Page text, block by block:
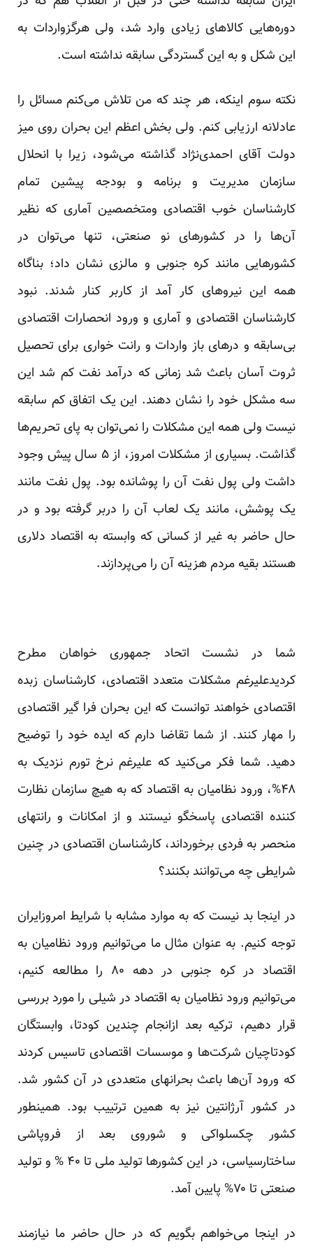
دوره‌هایی کالاهای زیادی وارد شد، ولی هرگزواردات به
این شکل و به این گستردگی سابقه نداشته است.
نکته سوم اینکه، هر چند که من تلاش می‌کنم مسائل را
عادلانه ارزیابی کنم. ولی بخش اعظم این بحران روی میز
دولت آقای احمدی‌نژاد گذاشته می‌شود، زیرا با انحلال
سازمان مدیریت و برنامه و بودجه پیشین تمام
کار‌شناسان خوب اقتصادی ومتخصصین آماری که نظیر
آن‌ها را در کشورهای نو صنعتی، تنها می‌توان در
کشورهایی مانند کره جنوبی و مالزی نشان داد؛ بناگاه
همه این نیروهای کار آمد از کاربر کنار شدند. نبود
کار‌شناسان اقتصادی و آماری و ورود انحصارات اقتصادی
بی‌سابقه و درهای باز واردات و رانت خواری برای تحصیل
ثروت آسان باعث شد زمانی که درآمد نفت کم شد این
سه مشکل خود را نشان دهند. این یک اتفاق کم سابقه
نیست ولی همه این مشکلات را نمی‌توان به پای تحریم‌ها
گذاشت. بسیاری از مشکلات امروز، از ۵ سال پیش وجود
داشت ولی پول نفت آن را پوشانده بود. پول نفت مانند
یک پوشش، مانند یک لعاب آن را دربر گرفته بود و در
حال حاضر به غیر از کسانی که وابسته به اقتصاد دلاری
هستند بقیه مردم هزینه آن را می‌پردازند.
شما در نشست اتحاد جمهوری خواهان مطرح
کردیدعلیرغم مشکلات متعدد اقتصادی، کار‌شناسان زبده
اقتصادی خواهند توانست که این بحران فرا گیر اقتصادی
را مهار کنند. از شما تقاضا دارم که ایده خود را توضیح
دهید. شما فکر می‌کنید که علیرغم نرخ تورم نزدیک به
۴۸%، ورود نظامیان به اقتصاد که به هیچ سازمان نظارت
کننده اقتصادی پاسخگو نیستند و از امکانات و رانتهای
منحصر به فردی برخورداند، کار‌شناسان اقتصادی در چنین
شرایطی چه می‌توانند بکنند؟
در اینجا بد نیست که به موارد مشابه با شرایط امروزایران
توجه کنیم. به عنوان مثال ما می‌توانیم ورود نظامیان به
اقتصاد در کره جنوبی در دهه ۸۰ را مطالعه کنیم،
می‌توانیم ورود نظامیان به اقتصاد در شیلی را مورد بررسی
قرار دهیم، ترکیه بعد ازانجام چندین کودتا، وابستگان
کودتاچیان شرکت‌ها و موسسات اقتصادی تاسیس کردند
که ورود آن‌ها باعث بحرانهای متعددی در آن کشور شد.
در کشور آرژانتین نیز به همین ترتییب بود. همینطور
کشور چکسلواکی و شوروی بعد از فروپاشی
ساختارسیاسی، در این کشور‌ها تولید ملی تا ۴۰ % و تولید
صنعتی تا ۷۰% پایین آمد.
در اینجا می‌خواهم بگویم که در حال حاضر ما نیازمند